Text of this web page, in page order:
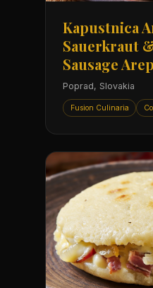
Kapustnica
Sauerkraut
Sausage
Poprad, Slovakia
Fusion Culinaria